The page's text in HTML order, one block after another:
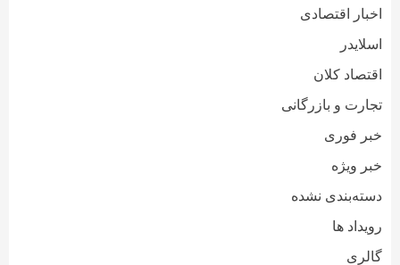
اخبار اقتصادی
اسلایدر
اقتصاد کلان
تجارت و بازرگانی
خبر فوری
خبر ویژه
دسته‌بندی نشده
رویداد ها
گالری